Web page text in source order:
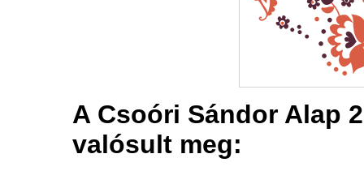
A Csoóri Sándor Alap
valósult meg: